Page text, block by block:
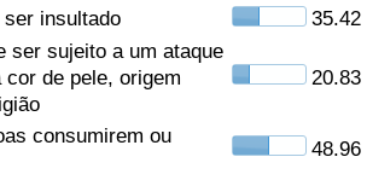
insultado
35.42
ser sujeito a um ataque
de pele, origem
20.83
consumirem ou
48.96
por País
(Atual)